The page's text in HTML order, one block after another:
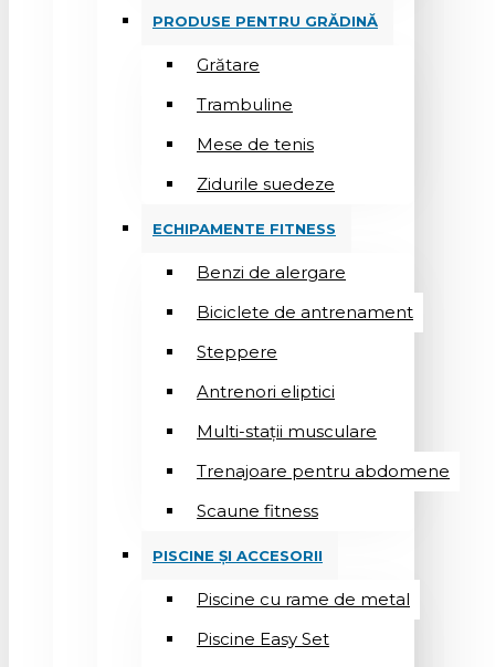
PRODUSE PENTRU GRĂDINĂ
Grătare
Trambuline
Mese de tenis
Zidurile suedeze
ECHIPAMENTE FITNESS
Benzi de alergare
Biciclete de antrenament
Steppere
Antrenori eliptici
Multi-stații musculare
Trenajoare pentru abdomene
Scaune fitness
PISCINE ȘI ACCESORII
Piscine cu rame de metal
Piscine Easy Set